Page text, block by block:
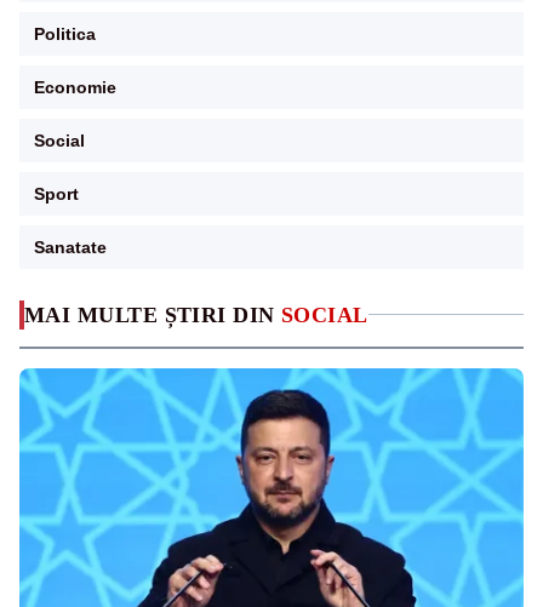
MAI MULTE ȘTIRI DIN SOCIAL
Politica
Economie
Social
Sport
Sanatate